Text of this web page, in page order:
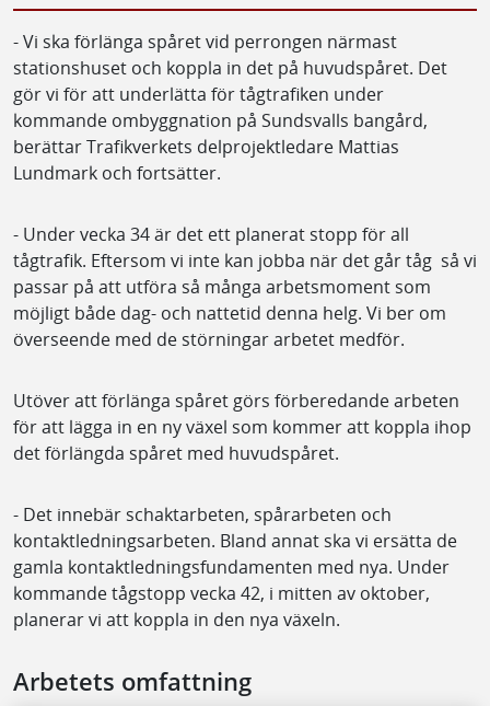
- Vi ska förlänga spåret vid perrongen närmast
stationshuset och koppla in det på huvudspåret. Det
gör vi för att underlätta för tågtrafiken under
kommande ombyggnation på Sundsvalls bangård,
berättar Trafikverkets delprojektledare Mattias
Lundmark och fortsätter.
- Under vecka 34 är det ett planerat stopp för all
tågtrafik. Eftersom vi inte kan jobba när det går tåg så vi
passar på att utföra så många arbetsmoment som
möjligt både dag- och nattetid denna helg. Vi ber om
överseende med de störningar arbetet medför.
Utöver att förlänga spåret görs förberedande arbeten
för att lägga in en ny växel som kommer att koppla ihop
det förlängda spåret med huvudspåret.
- Det innebär schaktarbeten, spårarbeten och
kontaktledningsarbeten. Bland annat ska vi ersätta de
gamla kontaktledningsfundamenten med nya. Under
kommande tågstopp vecka 42, i mitten av oktober,
planerar vi att koppla in den nya växeln.
Arbetets omfattning